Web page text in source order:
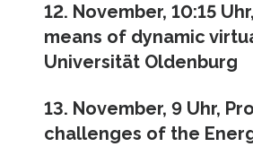
12. November, 10:15
means of dynamic
Universität Oldenburg
13. November, 9 Uhr,
challenges of the